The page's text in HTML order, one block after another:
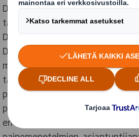
Dantoyn lahjakkaat ja luovat
tarkkaan miettineet pakkausta
DS Smith ammattitaitoisen
Dantoyn ja DS Smithin välillä
minkä ansiosta uuden
tapahtui kivuttomasti. Dantoyn
perusteellisesti saattoi DS
projektiin hienosäätämään
eri osatekijöiden, kuten